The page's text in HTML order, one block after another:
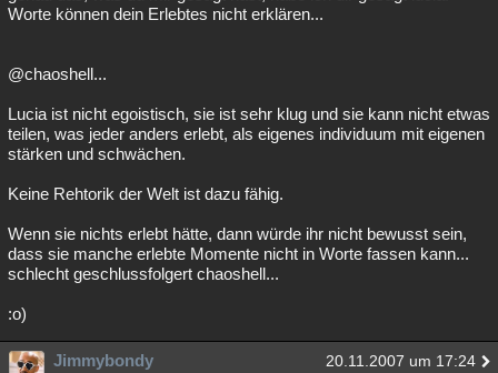
Worte können dein Erlebtes nicht erklären...
@chaoshell...
Lucia ist nicht egoistisch, sie ist sehr klug und sie kann nicht etwas
teilen, was jeder anders erlebt, als eigenes individuum mit eigenen
stärken und schwächen.
Keine Rehtorik der Welt ist dazu fähig.
Wenn sie nichts erlebt hätte, dann würde ihr nicht bewusst sein,
dass sie manche erlebte Momente nicht in Worte fassen kann...
schlecht geschlussfolgert chaoshell...
:o)
Jimmybondy 20.11.2007 um 17:24